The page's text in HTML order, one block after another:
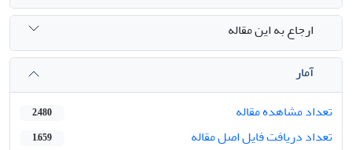
ارجاع به این مقاله
آمار
تعداد مشاهده مقاله
2,480
تعداد دریافت فایل اصل مقاله 1,659